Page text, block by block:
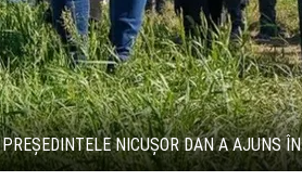
PREȘEDINTELE NICUȘOR DAN A AJUNS